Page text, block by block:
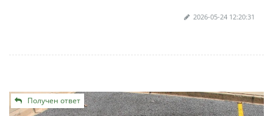
2026-05-24 12:20:31
Получен ответ